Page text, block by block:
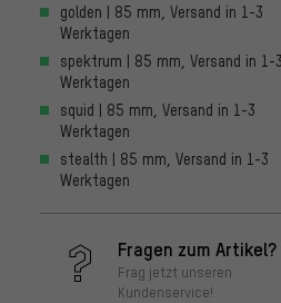
golden | 85 mm, Versand in 1-3
Werktagen
spektrum | 85 mm, Versand in 1-3
Werktagen
squid | 85 mm, Versand in 1-3
Werktagen
stealth | 85 mm, Versand in 1-3
Werktagen
Fragen zum Artikel?
Frag jetzt unseren
Kundenservice!